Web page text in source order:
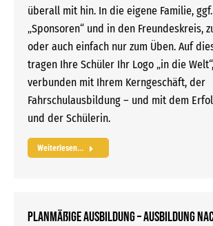
überall mit hin. In die eigene Familie,
„Sponsoren“ und in den Freundeskreis,
oder auch einfach nur zum Üben. Auf
tragen Ihre Schüler Ihr Logo „in die
verbunden mit Ihrem Kerngeschäft, der
Fahrschulausbildung – und mit dem
und der Schülerin.
Weiterlesen...
Planmäßige Ausbildung – Ausbildung